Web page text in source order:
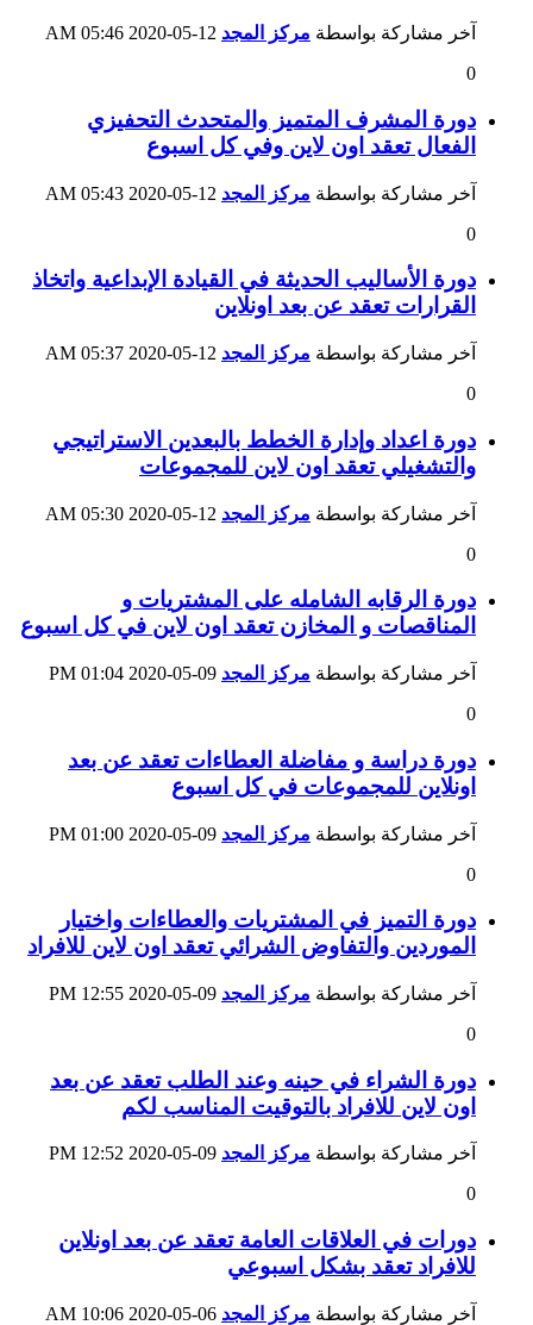
آخر مشاركة بواسطة مركز المجد
05:46 AM
0
دورة المشرف المتميز والمتحدث التحفيزي
الفعال تعقد اون لاين وفي كل اسبوع
آخر مشاركة بواسطة مركز المجد
05:43 AM
0
دورة الأساليب الحديثة في القيادة الإبداعية واتخاذ
القرارات تعقد عن بعد اونلاين
آخر مشاركة بواسطة مركز المجد
05:37 AM
0
دورة اعداد وإدارة الخطط بالبعدين الاستراتيجي
والتشغيلي تعقد اون لاين للمجموعات
آخر مشاركة بواسطة مركز المجد
05:30 AM
0
دورة الرقابه الشامله على المشتريات و
المناقصات و المخازن تعقد اون لاين في كل اسبوع
آخر مشاركة بواسطة مركز المجد
01:04 PM
0
دورة دراسة و مفاضلة العطاءات تعقد عن بعد
اونلاين للمجموعات في كل اسبوع
آخر مشاركة بواسطة مركز المجد
01:00 PM
0
دورة التميز في المشتريات والعطاءات واختيار
الموردين والتفاوض الشرائي تعقد اون لاين للافراد
آخر مشاركة بواسطة مركز المجد
12:55 PM
0
دورة الشراء في حينه وعند الطلب تعقد عن بعد
اون لاين للافراد بالتوقيت المناسب لكم
آخر مشاركة بواسطة مركز المجد
12:52 PM
0
دورات في العلاقات العامة تعقد عن بعد اونلاين
للافراد تعقد بشكل اسبوعي
آخر مشاركة بواسطة مركز المجد
10:06 AM